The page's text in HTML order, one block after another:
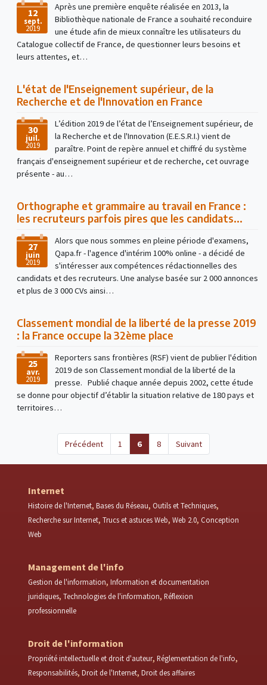
12
sept.
2019
Après une première enquête réalisée en 2013, la
Bibliothèque nationale de France a souhaité reconduire
une étude afin de mieux connaître les utilisateurs du
Catalogue collectif de France, de questionner leurs besoins et
leurs attentes, et…
L'état de l'Enseignement supérieur, de la
Recherche et de l'Innovation en France
30
juil.
2019
L’édition 2019 de l’état de l’Enseignement supérieur, de
la Recherche et de l'Innovation (E.E.S.R.I.) vient de
paraître. Point de repère annuel et chiffré du système
français d'enseignement supérieur et de recherche, cet ouvrage
présente - au…
Orthographe et grammaire au travail en France :
les recruteurs parfois pires que les candidats...
27
juin
2019
Alors que nous sommes en pleine période d'examens,
Qapa.fr - l'agence d'intérim 100% online - a décidé de
s'intéresser aux compétences rédactionnelles des
candidats et des recruteurs. Une analyse basée sur 2 000 annonces
et plus de 3 000 CVs ainsi…
Classement mondial de la liberté de la presse 2019
: la France occupe la 32ème place
25
avr.
2019
Reporters sans frontières (RSF) vient de publier l'édition
2019 de son Classement mondial de la liberté de la
presse. Publié chaque année depuis 2002, cette étude
se donne pour objectif d’établir la situation relative de 180 pays et
territoires…
Précédent 1 6(current)
8 Suivant
Internet
Histoire de l'Internet Bases du Réseau Outils et Techniques
Recherche sur Internet Trucs et astuces Web Web 2.0 Conception
Web
Management de l'info
Gestion de l'information Information et documentation
juridiques Technologies de l'information Réflexion
professionnelle
Droit de l'information
Propriété intellectuelle et droit d'auteur Réglementation de l'info
Responsabilités Droit de l'Internet Droit des affaires